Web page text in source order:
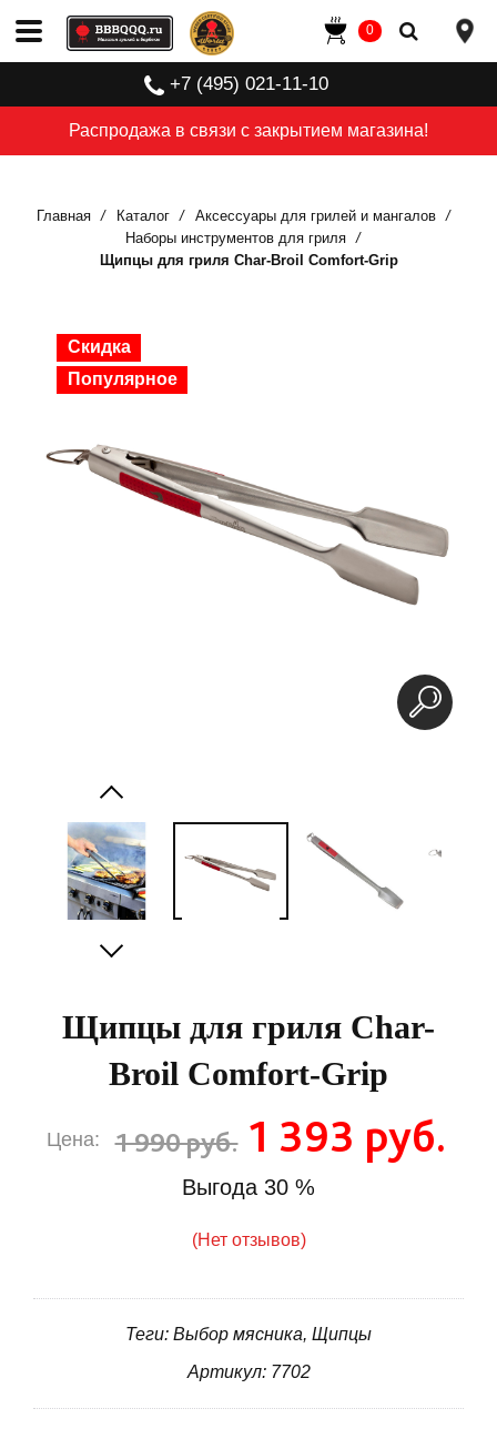
Распродажа в связи с закрытием магазина!
+7 (495) 021-11-10
0
Главная Каталог
Аксессуары для грилей и мангалов
Наборы инструментов для гриля
Щипцы для гриля Char-Broil Comfort-Grip
Скидка
Популярное
Скидка
Популярное
Скидка
Популярное
Скидка
Популярное
Скидка
Популярное
Щипцы для гриля Char-
Broil Comfort-Grip
Цена: 1 990 руб. 1 393 руб.
Выгода 30 %
(Нет отзывов)
Теги: Выбор мясника, Щипцы
Артикул: 7702